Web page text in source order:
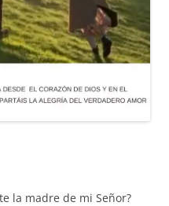
la madre de mi Señor?